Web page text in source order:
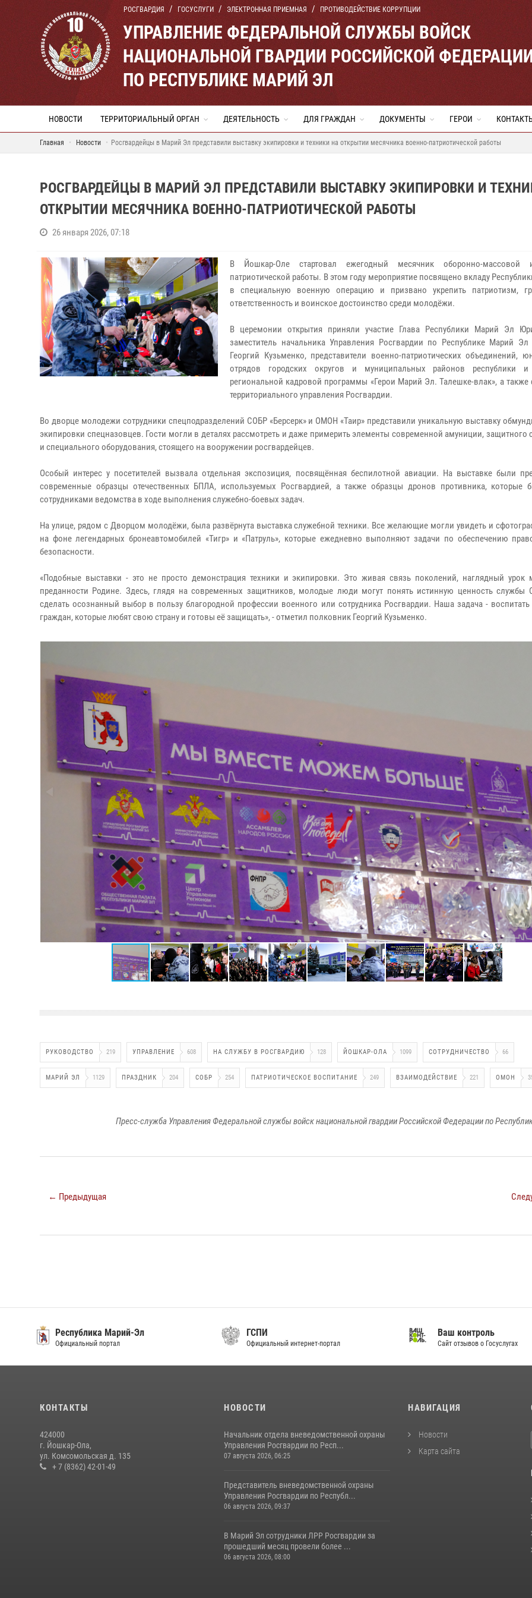
РОСГВАРДИЯ ГОСУСЛУГИ ЭЛЕКТРОННАЯ ПРИЕМНАЯ ПРОТИВОДЕЙСТВИЕ КОРРУПЦИИ
УПРАВЛЕНИЕ ФЕДЕРАЛЬНОЙ СЛУЖБЫ ВОЙСК
НАЦИОНАЛЬНОЙ ГВАРДИИ РОССИЙСКОЙ
ПО РЕСПУБЛИКЕ МАРИЙ ЭЛ
НОВОСТИ ТЕРРИТОРИАЛЬНЫЙ ОРГАН ДЕЯТЕЛЬНОСТЬ ДЛЯ ГРАЖДАН ДОКУМЕНТЫ ГЕРОИ
Главная Новости Росгвардейцы в Марий Эл представили выставку экипировки и техники на открытии месячника военно-патриотической работы
РОСГВАРДЕЙЦЫ В МАРИЙ ЭЛ ПРЕДСТАВИЛИ ВЫСТАВКУ ЭКИПИРОВКИ И
ОТКРЫТИИ МЕСЯЧНИКА ВОЕННО-ПАТРИОТИЧЕСКОЙ РАБОТЫ
26 января 2026, 07:18
В Йошкар-Оле стартовал ежегодный месячник оборонно-массовой
патриотической работы. В этом году мероприятие посвящено вкладу
в специальную военную операцию и призвано укрепить патриотизм,
ответственность и воинское достоинство среди молодёжи.
В церемонии открытия приняли участие Глава Республики Марий Эл
заместитель начальника Управления Росгвардии по Республике Марий
Георгий Кузьменко, представители военно-патриотических объединений,
отрядов городских округов и муниципальных районов республики и
региональной кадровой программы «Герои Марий Эл. Талешке-влак», а также
территориального управления Росгвардии.
Во дворце молодежи сотрудники спецподразделений СОБР «Берсерк» и ОМОН «Таир» представили уникальную выставку
экипировки спецназовцев. Гости могли в деталях рассмотреть и даже примерить элементы современной амуниции, защитного
и специального оборудования, стоящего на вооружении росгвардейцев.
Особый интерес у посетителей вызвала отдельная экспозиция, посвящённая беспилотной авиации. На выставке были
современные образцы отечественных БПЛА, используемых Росгвардией, а также образцы дронов противника, которые
сотрудниками ведомства в ходе выполнения служебно-боевых задач.
На улице, рядом с Дворцом молодёжи, была развёрнута выставка служебной техники. Все желающие могли увидеть и
на фоне легендарных бронеавтомобилей «Тигр» и «Патруль», которые ежедневно выполняют задачи по обеспечению
безопасности.
«Подобные выставки - это не просто демонстрация техники и экипировки. Это живая связь поколений, наглядный урок
преданности Родине. Здесь, глядя на современных защитников, молодые люди могут понять истинную ценность службы
сделать осознанный выбор в пользу благородной профессии военного или сотрудника Росгвардии. Наша задача -
граждан, которые любят свою страну и готовы её защищать», - отметил полковник Георгий Кузьменко.
РУКОВОДСТВО 219 УПРАВЛЕНИЕ 608 НА СЛУЖБУ В РОСГВАРДИЮ 128 ЙОШКАР-ОЛА 1099 СОТРУДНИЧЕСТВО 66
МАРИЙ ЭЛ 1129 ПРАЗДНИК 204 СОБР 254 ПАТРИОТИЧЕСКОЕ ВОСПИТАНИЕ 249 ВЗАИМОДЕЙСТВИЕ 221 ОМОН
Пресс-служба Управления Федеральной службы войск национальной гвардии Российской Федерации по
← Предыдущая
Республика Марий-Эл
Официальный портал
ГСПИ
Официальный интернет-портал
Ваш контроль
Сайт отзывов о Госуслугах
КОНТАКТЫ
424000
г. Йошкар-Ола,
ул. Комсомольская д. 135
+ 7 (8362) 42-01-49
НОВОСТИ
Начальник отдела вневедомственной охраны
Управления Росгвардии по Респ...
07 августа 2026, 06:25
Представитель вневедомственной охраны
Управления Росгвардии по Республ...
06 августа 2026, 09:37
В Марий Эл сотрудники ЛРР Росгвардии за
прошедший месяц провели более ...
06 августа 2026, 08:00
НАВИГАЦИЯ
Новости
Карта сайта